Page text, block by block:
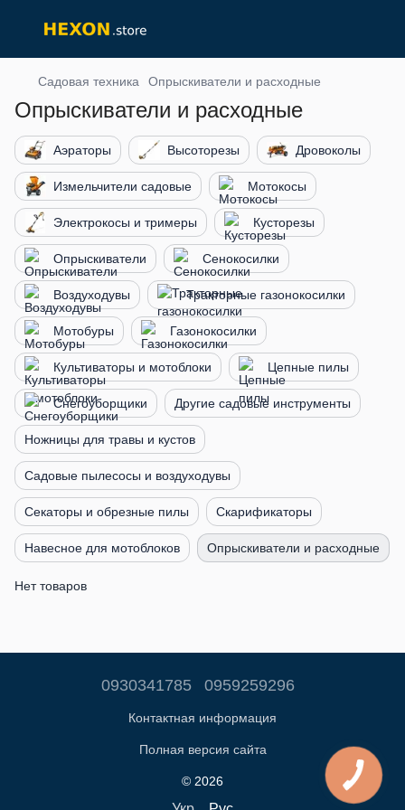
Садовая техника Опрыскиватели и расходные
Опрыскиватели и расходные
Аэраторы Высоторезы Дровоколы
Измельчители садовые Мотокосы
Электрокосы и тримеры Кусторезы
Опрыскиватели Сенокосилки
Воздуходувы Тракторные газонокосилки
Мотобуры Газонокосилки
Культиваторы и мотоблоки Цепные пилы
Снегоуборщики Другие садовые инструменты
Ножницы для травы и кустов
Садовые пылесосы и воздуходувы
Секаторы и обрезные пилы Скарификаторы
Навесное для мотоблоков Опрыскиватели и расходные
Нет товаров
0930341785 0959259296
Контактная информация
Полная версия сайта
© 2026